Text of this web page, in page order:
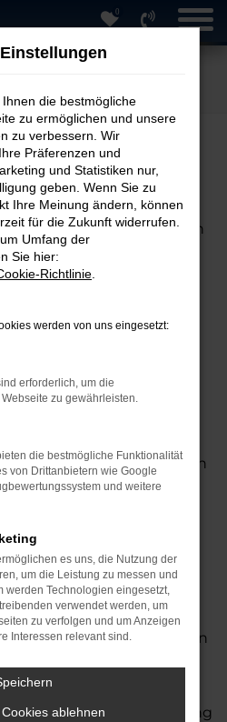
0
online
mit Tageszulassung ist
klassischen Neuwagen
in Straubing
bieten Ihnen eine große
Tageszulassungen, die
mit voller
modernster Ausstattung
und unser breites
uns, Sie kompetent bei
Seat-Tarraco zu beraten.
sind top
und technisch wie optisch
und das zu spürbar
profitieren Sie von
exklusiven
die den
machen. Ihren
wir selbstverständlich in
direkt verrechnet.
wir uns um alle
bis zur Vermittlung
die bestmögliche
zu ermöglichen und unsere
zu verbessern. Wir
Präferenzen und
und Statistiken nur,
geben. Wenn Sie zu
Ihre Meinung ändern, können
für die Zukunft widerrufen.
Umfang der
Sie hier:
Richtlinie
werden von uns eingesetzt:
erforderlich, um die
zu gewährleisten.
die bestmögliche Funktionalität
von Drittanbietern wie Google
und weitere
es uns, die Nutzung der
um die Leistung zu messen und
werden Technologien eingesetzt,
verwendet werden, um
zu verfolgen und um Anzeigen
Interessen relevant sind.
ablehnen